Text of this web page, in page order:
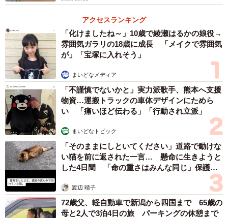
▽キャリアや挑戦のために英語を身につけて、それを活か
しているから（30代後半・小学1年生の保護者）
▽海外のドラマにも起用されたし、インタビューやインス
タグラムを見る限り努力して、仕事や人生に前向きな姿勢
が感じられ、好感がもてる（40代前半・小学2年生の保護
者）
【5位：フワちゃん】
▽コロナ感染防止のためのPR動画で、英語でペラペラと伝
えているのを見て、普段の姿とのあまりのギャップに驚
き、大変感心しました（30代後半・小学2年生の保護者）
▽英語力があるだけでなく、積極的にコミュニケーション
を取りにいくところがすごいと思った（40代後半・小学6年
生の保護者）
アクセスランキング
「化けましたね～」10歳で綾瀬はるかの娘役→
雰囲気ガラリの18歳に成長 「メイクで雰囲気
が」「宝塚に入れそう」
まいどなメディア
「不謹慎でないかと」実力派歌手、熊本へ支援
物資…運搬トラックの車体デザインにためら
い 「痛いほど伝わる」「行動され立派」
まいどなトピック
「そのままにしといてください」道路で動けな
い猫を前に返された一言… 懸命に生きようと
した4日間 「命の重さはみんな同じ」保護団
渡辺 晴子
72歳父、軽自動車で新潟から四国まで 65歳の
母と2人で3泊4日の旅 パーキングの休憩まで